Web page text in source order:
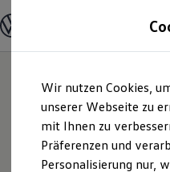
Hauptinhalt
springen
Footer
springen
Modelle und
Modelle
Elektroautos
ENERGY
Nutzfahrzeuge
SUV und CUV
Familienautos
Kombis
Wir nutzen Cookies,
unserer Webseite zu
mit Ihnen zu
Präferenzen und
Personalisierung nur,